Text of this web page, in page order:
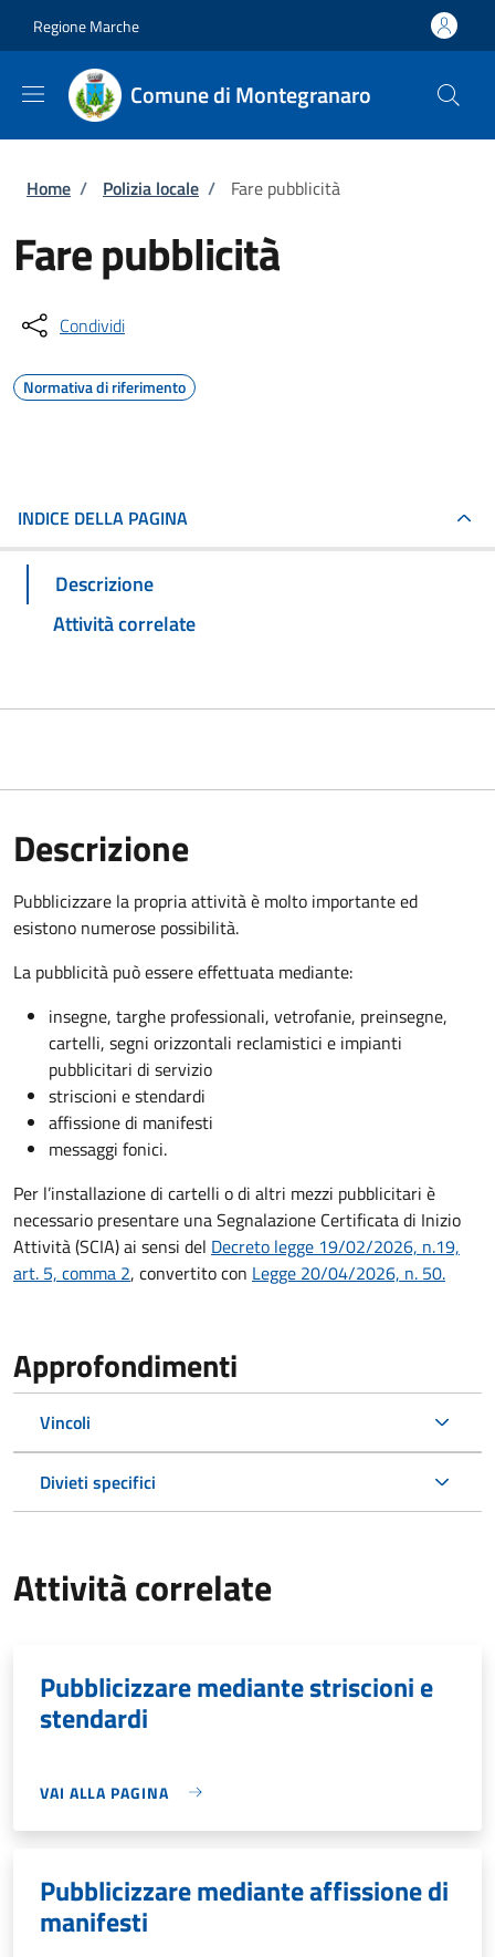
Regione Marche
Comune di Montegranaro
Briciole di pane
Home / Polizia locale / Fare pubblicità
Fare pubblicità
Condividi
Normativa di riferimento
INDICE DELLA PAGINA
Descrizione
Attività correlate
Descrizione
Pubblicizzare la propria attività è molto importante ed
esistono numerose possibilità.
La pubblicità può essere effettuata mediante:
insegne, targhe professionali, vetrofanie, preinsegne,
cartelli, segni orizzontali reclamistici e impianti
pubblicitari di servizio
striscioni e stendardi
affissione di manifesti
messaggi fonici.
Per l’installazione di cartelli o di altri mezzi pubblicitari è
necessario presentare una Segnalazione Certificata di Inizio
Attività (SCIA) ai sensi del Decreto legge 19/02/2026, n.19,
art. 5, comma 2, convertito con Legge 20/04/2026, n. 50.
Approfondimenti
Vincoli
Divieti specifici
Attività correlate
Pubblicizzare mediante striscioni e
stendardi
VAI ALLA PAGINA
Pubblicizzare mediante affissione di
manifesti